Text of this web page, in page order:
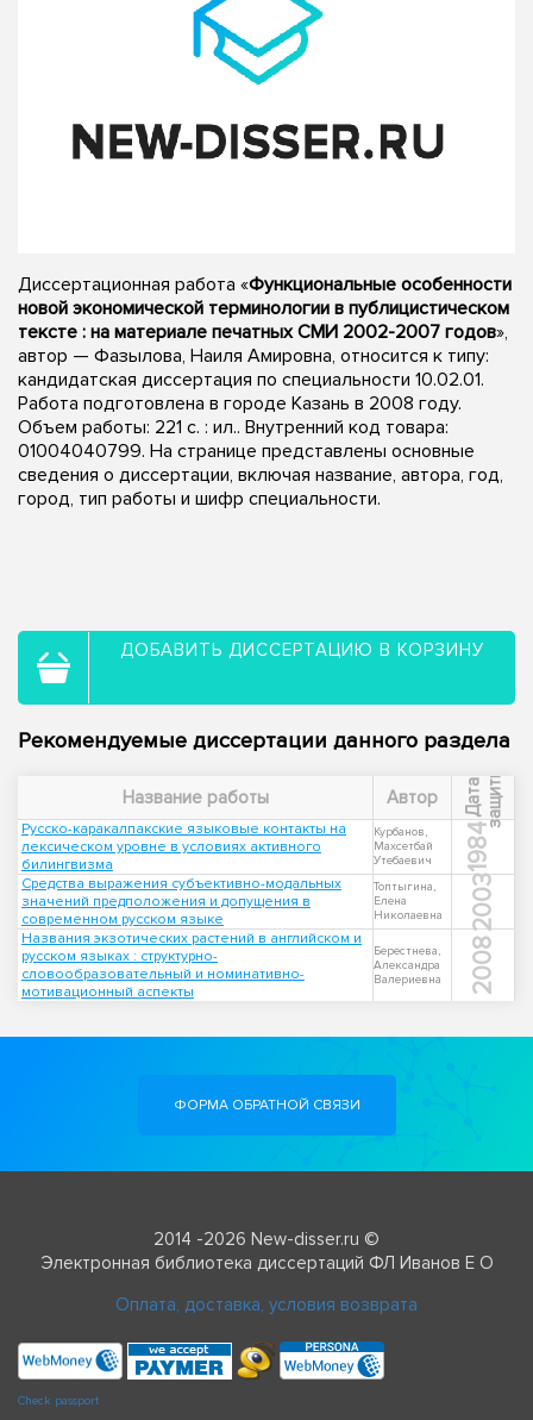
Диссертационная работа «Функциональные особенности
новой экономической терминологии в публицистическом
тексте : на материале печатных СМИ 2002-2007 годов»,
автор — Фазылова, Наиля Амировна, относится к типу:
кандидатская диссертация по специальности 10.02.01.
Работа подготовлена в городе Казань в 2008 году.
Объем работы: 221 с. : ил.. Внутренний код товара:
01004040799. На странице представлены основные
сведения о диссертации, включая название, автора, год,
город, тип работы и шифр специальности.
ДОБАВИТЬ ДИССЕРТАЦИЮ В КОРЗИНУ
Рекомендуемые диссертации данного раздела
Название работы Автор Д
а
т
а
з
а
щ
и
т ы
Русско-каракалпакские языковые контакты на
лексическом уровне в условиях активного
билингвизма
Курбанов,
Махсетбай
Утебаевич
1984
Средства выражения субъективно-модальных
значений предположения и допущения в
современном русском языке
Топтыгина,
Елена
Николаевна
2003
Названия экзотических растений в английском и
русском языках : структурно-
словообразовательный и номинативно-
мотивационный аспекты
Берестнева,
Александра
Валериевна
2008
ФОРМА ОБРАТНОЙ СВЯЗИ
2014 -2026 New-disser.ru ©
Электронная библиотека диссертаций ФЛ Иванов Е О
Оплата, доставка, условия возврата
Check passport